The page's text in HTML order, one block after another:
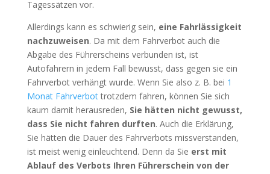
Tagessätzen vor.
Allerdings kann es schwierig sein, eine Fahrlässigkeit
nachzuweisen. Da mit dem Fahrverbot auch die
Abgabe des Führerscheins verbunden ist, ist
Autofahrern in jedem Fall bewusst, dass gegen sie ein
Fahrverbot verhängt wurde. Wenn Sie also z. B. bei 1
Monat Fahrverbottrotzdem fahren, können Sie sich
kaum damit herausreden, Sie hätten nicht gewusst,
dass Sie nicht fahren durften. Auch die Erklärung,
Sie hätten die Dauer des Fahrverbots missverstanden,
ist meist wenig einleuchtend. Denn da Sie erst mit
Ablauf des Verbots Ihren Führerschein von der